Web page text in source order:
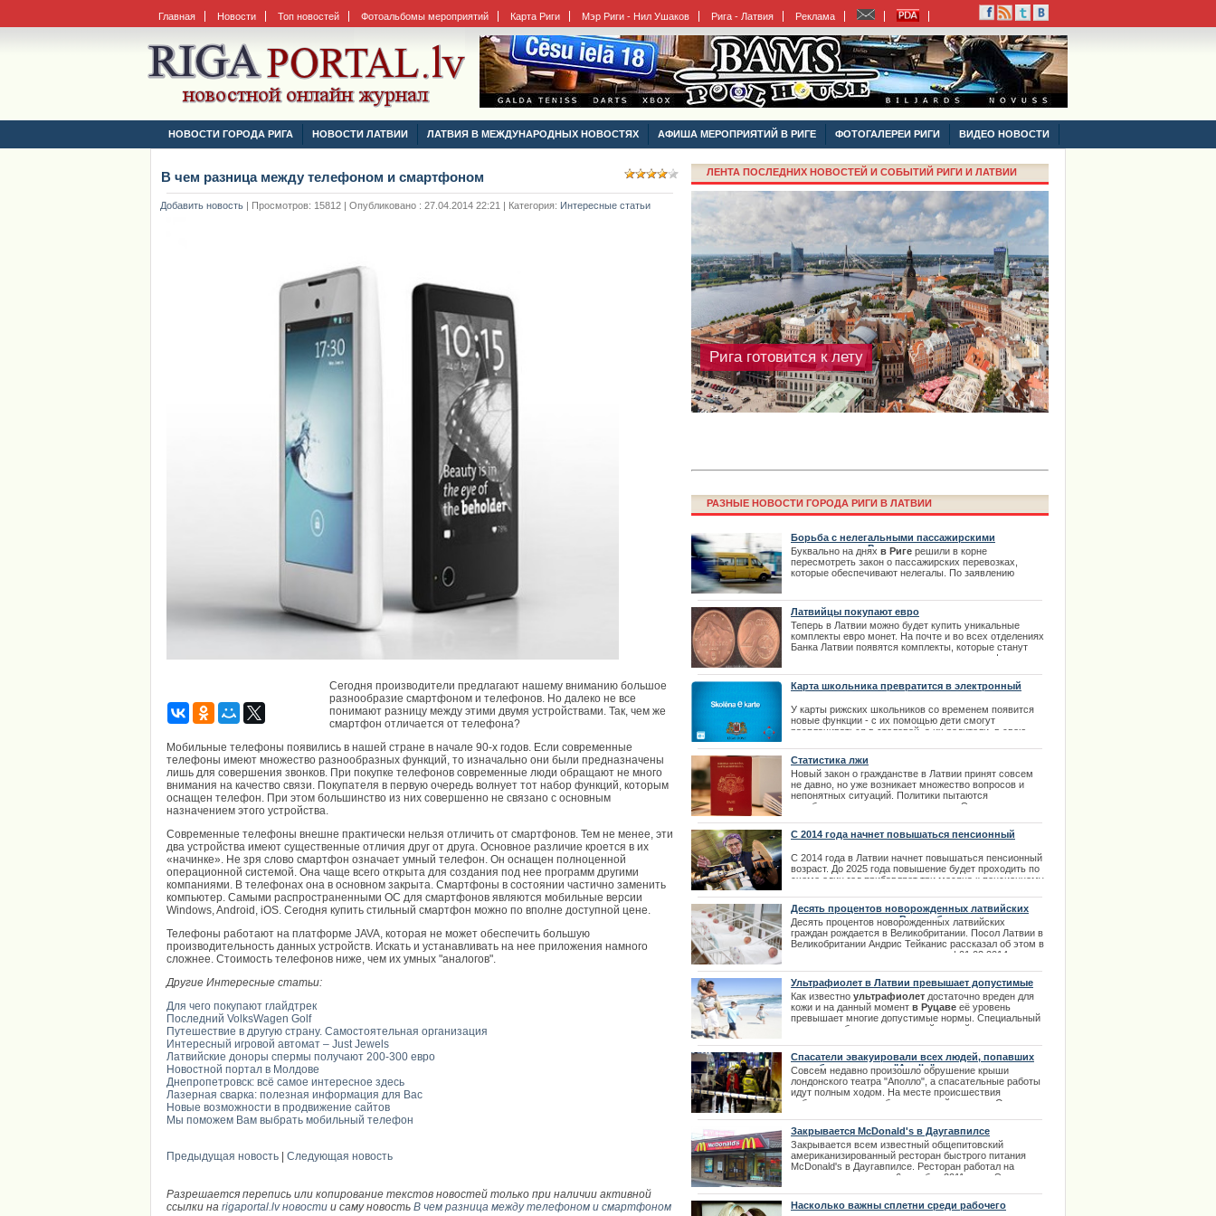
Главная Новости Топ новостей Фотоальбомы мероприятий Карта Риги Мэр Риги - Нил Ушаков Рига - Латвия Реклама
НОВОСТИ ГОРОДА РИГА НОВОСТИ ЛАТВИИ ЛАТВИЯ В МЕЖДУНАРОДНЫХ НОВОСТЯХ АФИША МЕРОПРИЯТИЙ В РИГЕ ФОТОГАЛЕРЕИ РИГИ ВИДЕО НОВОСТИ
В чем разница между телефоном и смартфоном
Добавить новость | Просмотров: 15812 | Опубликовано : 27.04.2014 22:21 | Категория: Интересные статьи
Сегодня производители предлагают нашему вниманию большое
разнообразие смартфоном и телефонов. Но далеко не все
понимают разницу между этими двумя устройствами. Так, чем же
смартфон отличается от телефона?
Мобильные телефоны появились в нашей стране в начале 90-х годов. Если современные
телефоны имеют множество разнообразных функций, то изначально они были предназначены
лишь для совершения звонков. При покупке телефонов современные люди обращают не много
внимания на качество связи. Покупателя в первую очередь волнует тот набор функций, которым
оснащен телефон. При этом большинство из них совершенно не связано с основным
назначением этого устройства.
Современные телефоны внешне практически нельзя отличить от смартфонов. Тем не менее, эти
два устройства имеют существенные отличия друг от друга. Основное различие кроется в их
«начинке». Не зря слово смартфон означает умный телефон. Он оснащен полноценной
операционной системой. Она чаще всего открыта для создания под нее программ другими
компаниями. В телефонах она в основном закрыта. Смартфоны в состоянии частично заменить
компьютер. Самыми распространенными ОС для смартфонов являются мобильные версии
Windows, Android, iOS. Сегодня купить стильный смартфон можно по вполне доступной цене.
Телефоны работают на платформе JAVA, которая не может обеспечить большую
производительность данных устройств. Искать и устанавливать на нее приложения намного
сложнее. Стоимость телефонов ниже, чем их умных "аналогов".
Другие Интересные статьи:
Для чего покупают глайдтрек
Последний VolksWagen Golf
Путешествие в другую страну. Самостоятельная организация
Интересный игровой автомат – Just Jewels
Латвийские доноры спермы получают 200-300 евро
Новостной портал в Молдове
Днепропетровск: всё самое интересное здесь
Лазерная сварка: полезная информация для Вас
Новые возможности в продвижение сайтов
Мы поможем Вам выбрать мобильный телефон
Предыдущая новость Следующая новость
Разрешается перепись или копирование текстов новостей только при наличии активной
ссылки на rigaportal.lv новости и саму новость В чем разница между телефоном и смартфоном
ЛЕНТА ПОСЛЕДНИХ НОВОСТЕЙ И СОБЫТИЙ РИГИ И ЛАТВИИ
Чем отличаются органические и
минеральные удобрения?
Рига готовится к лету
Финал конкурса Laima Voice пройдет онлайн в
резиденции Лаймы Вайкуле
Фестиваль Laima Rendezvous Jūrmala будет
перенесен
Как получить права в Риге с автошколой
Престо
Лайма Вайкуле обратилась к поклонникам
фестиваля Laima Rendezvous Jūrmala
РАЗНЫЕ НОВОСТИ ГОРОДА РИГИ В ЛАТВИИ
Борьба с нелегальными пассажирскими
перевозками в Риге.
Буквально на днях в Риге решили в корне
пересмотреть закон о пассажирских перевозках,
которые обеспечивают нелегалы. По заявлению
продуктивной работы
только местными водителями. | 06.08.2013
Латвийцы покупают евро
Теперь в Латвии можно будет купить уникальные
комплекты евро монет. На почте и во всех отделениях
Банка Латвии появятся комплекты, которые станут
отличным дополнением к коллекции монет. |
Карта школьника превратится в электронный
У карты рижских школьников со временем появится
новые функции - с их помощью дети смогут
расплачиваться в столовой, а их родители, в свою
ребенок и на что.
| 09.02.2014
Статистика лжи
Новый закон о гражданстве в Латвии принят совсем
не давно, но уже возникает множество вопросов и
непонятных ситуаций. Политики пытаются
разобраться, но не всегда успешно. Это
хочет обзавестись красным латвийским паспортом-
корочкой.
| 12.12.2013
С 2014 года начнет повышаться пенсионный
С 2014 года в Латвии начнет повышаться пенсионный
возраст. До 2025 года повышение будет проходить по
схеме один год прибавляет три месяца к пенсионному
достигнет 65 лет.
| 20.11.2013
Десять процентов новорожденных латвийских
граждан рождается в Великобритании
Десять процентов новорожденных латвийских
граждан рождается в Великобритании. Посол Латвии в
Великобритании Андрис Тейканис рассказал об этом в
одном из интервью на телеканале. | 01.02.2014
Ультрафиолет в Латвии превышает допустимые
нормы.
Как известно ультрафиолет достаточно вреден для
кожи и на данный момент в Руцаве её уровень
превышает многие допустимые нормы. Специальный
центр по работе с окружающей средой утверждает,
Спасатели эвакуировали всех людей, попавших
под обломки театра "Apollo"
Совсем недавно произошло обрушение крыши
лондонского театра "Аполло", а спасательные работы
идут полным ходом. На месте происшествия
работает несколько бригад скорой помощи. Очевидцы
большим балконом театра. | 20.12.2013
Закрывается McDonald's в Даугавпилсе
Закрывается всем известный общепитовский
американизированный ресторан быстрого питания
McDonald's в Даугавпилсе. Ресторан работал на
твердую четверочку с 6 декабря 2011 годы. Это
26.12.2013
Насколько важны сплетни среди рабочего